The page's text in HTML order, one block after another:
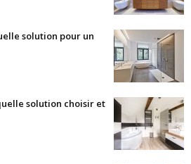
solution pour un
solution choisir et